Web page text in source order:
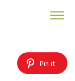
Pin it